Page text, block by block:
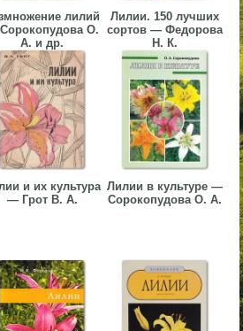
лилий
О.
А. и др.
Лилии. 150 лучших
сортов — Федорова
Н. К.
и их культура
— Грот В. А.
Лилии в культуре —
Сорокопудова О. А.